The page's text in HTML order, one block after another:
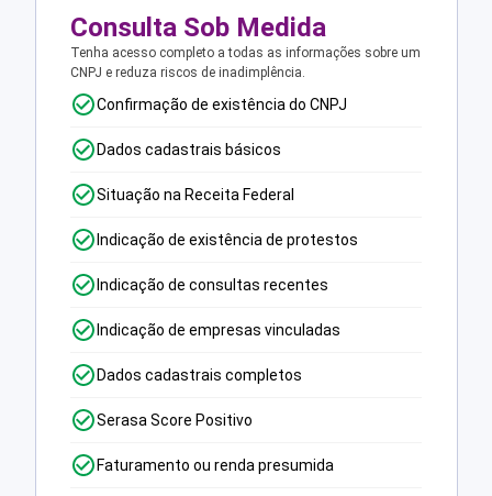
Consulta Sob Medida
Tenha acesso completo a todas as informações sobre um
CNPJ e reduza riscos de inadimplência.
Confirmação de existência do CNPJ
Dados cadastrais básicos
Situação na Receita Federal
Indicação de existência de protestos
Indicação de consultas recentes
Indicação de empresas vinculadas
Dados cadastrais completos
Serasa Score Positivo
Faturamento ou renda presumida